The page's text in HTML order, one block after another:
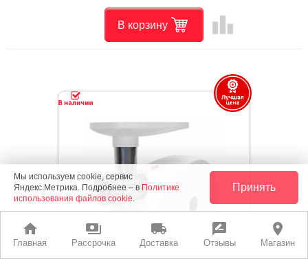
home
Главная
payments
Рассрочка
local_shipping
Доставка
rate_review
Отзывы
place
Магазин
В корзину leaderboard
Мы используем cookie, сервис
Яндекс.Метрика. Подробнее – в Политике
использования файлов cookie.
Принять